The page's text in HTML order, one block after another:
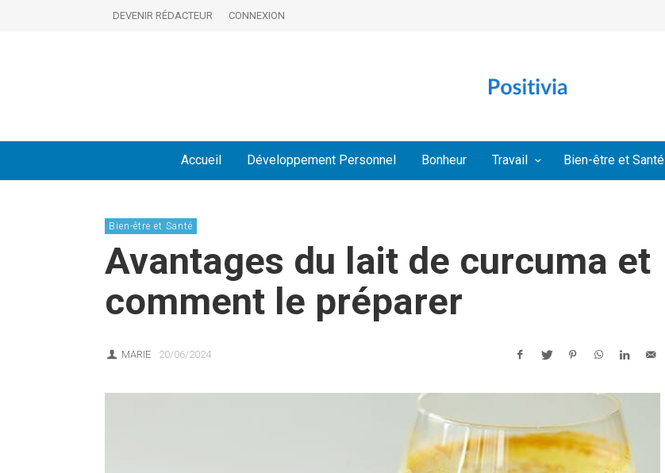
DEVENIR RÉDACTEUR CONNEXION
Accueil Développement Personnel Bonheur Travail Bien-être et Santé
Bien-être et Santé
Avantages du lait de curcuma et
comment le préparer
MARIE 20/06/2024